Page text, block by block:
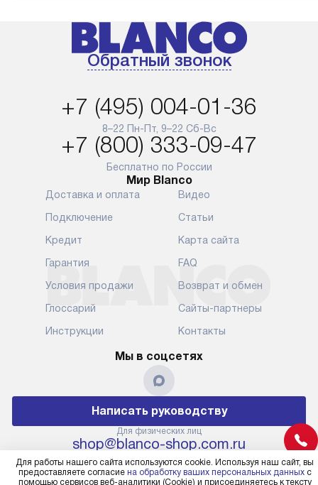
менеджером на сайте. Товары
с особым лейблом
доставляются бесплатно
аксессуаров не предусмотрена.
Для доставки в другие регионы
мы используем услуги
транспортной компании.
Уточняйте все условия доставки
у нашего менеджера при
оформлении заказа.
В установленный день наша
упакованный прибор прямо
к вашей двери или до прихожей.
Если вам необходимо
переместить прибор к месту его
установки, пожалуйста,
предварительно обсудите это
с нашим менеджером. Эта
подлежит оплате. Важно
помнить, что если размеры
прибора не позволяют его
проходу через дверной проем,
сотрудники транспортной
службы не имеют права
возможные
Готовые
первый
В
не
работы:
Обратный звонок
+7 (495) 004-01-36
8–22 Пн-Пт, 9–22 Сб-Вс
+7 (800) 333-09-47
Бесплатно по России
Мир Blanco
Доставка и оплата
Подключение
Кредит
Гарантия
Условия продажи
Глоссарий
Инструкции
Видео
Статьи
Карта сайта
FAQ
Возврат и обмен
Сайты-партнеры
Контакты
Мы в соцсетях
Написать руководству
Для физических лиц
shop@blanco-shop.com.ru
Для юридических лиц
business@kvalitet.company
Для работы нашего сайта используются cookie. Используя наш сайт, вы
предоставляете согласие на обработку ваших персональных данныхс
помощью сервисов веб-аналитики (Cookie) и присоединяетесь к тексту